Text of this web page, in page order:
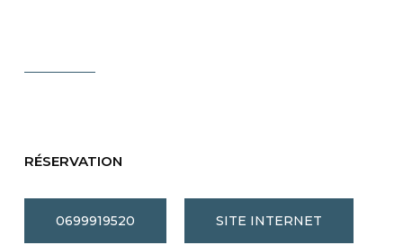
RÉSERVATION
0699919520 SITE INTERNET